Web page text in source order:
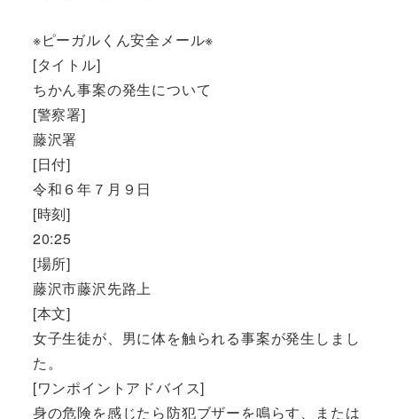
※ピーガルくん安全メール※
[タイトル]
ちかん事案の発生について
[警察署]
藤沢署
[日付]
令和６年７月９日
[時刻]
20:25
[場所]
藤沢市藤沢先路上
[本文]
女子生徒が、男に体を触られる事案が発生しまし
た。
[ワンポイントアドバイス]
身の危険を感じたら防犯ブザーを鳴らす、または